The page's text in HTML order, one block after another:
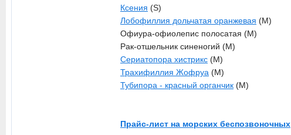
Ксения (S)
Лобофиллия дольчатая оранжевая (M)
Офиура-офиолепис полосатая (M)
Рак-отшельник синеногий (M)
Сериатопора хистрикс (M)
Трахифиллия Жофруа (M)
Тубипора - красный органчик (M)
Прайс-лист на морских беспозвоночных